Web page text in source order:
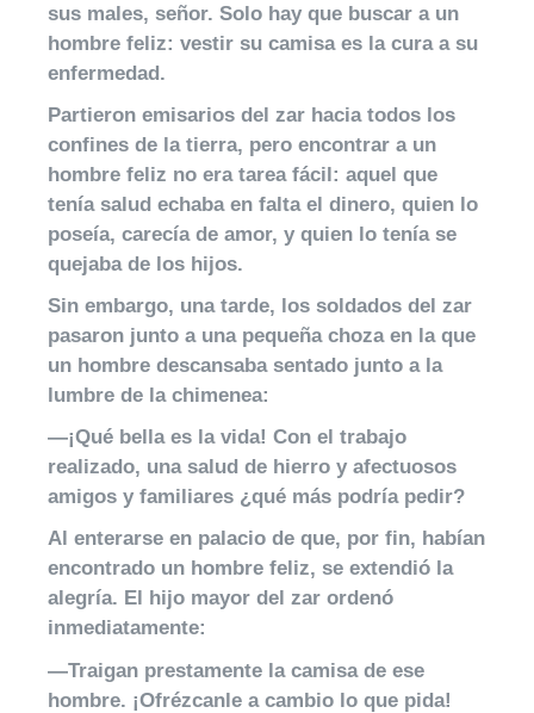
sus males, señor. Solo hay que buscar a un
hombre feliz: vestir su camisa es la cura a su
enfermedad.
Partieron emisarios del zar hacia todos los
confines de la tierra, pero encontrar a un
hombre feliz no era tarea fácil: aquel que
tenía salud echaba en falta el dinero, quien lo
poseía, carecía de amor, y quien lo tenía se
quejaba de los hijos.
Sin embargo, una tarde, los soldados del zar
pasaron junto a una pequeña choza en la que
un hombre descansaba sentado junto a la
lumbre de la chimenea:
—¡Qué bella es la vida! Con el trabajo
realizado, una salud de hierro y afectuosos
amigos y familiares ¿qué más podría pedir?
Al enterarse en palacio de que, por fin, habían
encontrado un hombre feliz, se extendió la
alegría. El hijo mayor del zar ordenó
inmediatamente:
—Traigan prestamente la camisa de ese
hombre. ¡Ofrézcanle a cambio lo que pida!